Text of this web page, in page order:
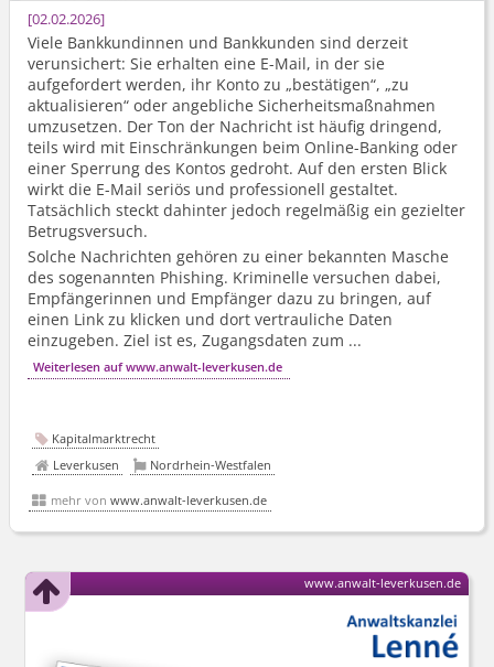
02.02.2026
Viele Bankkundinnen und Bankkunden sind derzeit
verunsichert: Sie erhalten eine E-Mail, in der sie
aufgefordert werden, ihr Konto zu „bestätigen“, „zu
aktualisieren“ oder angebliche Sicherheits­maßnahmen
umzusetzen. Der Ton der Nachricht ist häufig dringend,
teils wird mit Einschränkungen beim Online-Banking oder
einer Sperrung des Kontos gedroht. Auf den ersten Blick
wirkt die E-Mail seriös und professionell gestaltet.
Tatsächlich steckt dahinter jedoch regelmäßig ein gezielter
Betrugsversuch.
Solche Nachrichten gehören zu einer bekannten Masche
des sogenannten Phishing. Kriminelle versuchen dabei,
Empfängerinnen und Empfänger dazu zu bringen, auf
einen Link zu klicken und dort vertrauliche Daten
einzugeben. Ziel ist es, Zugangsdaten zum ...
Weiterlesen auf www.anwalt-leverkusen.de
Kapitalmarktrecht
Leverkusen
Nordrhein-Westfalen
mehr vonwww.anwalt-leverkusen.de
www.anwalt-leverkusen.de